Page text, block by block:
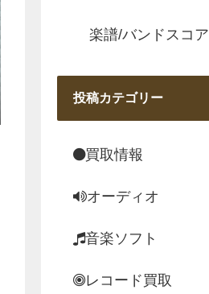
楽譜/バンドスコア
投稿カテゴリー
買取情報
オーディオ
音楽ソフト
レコード買取